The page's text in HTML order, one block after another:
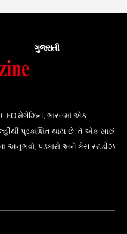
ગુજરાતી
CEO મેગેઝિન, ભારતમાં એક
પ્રકાશિત થાય છે. તે એક સારું
અનુભવો, પડકારો અને કેસ સ્ટડીઝ